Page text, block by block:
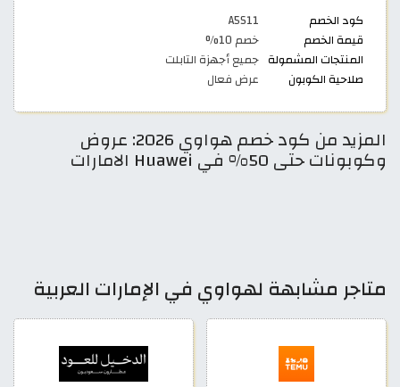
كود الخصم
A5S11
قيمة الخصم
خصم 10%
المنتجات المشمولة جميع أجهزة التابلت
صلاحية الكوبون
عرض فعال
المزيد من كود خصم هواوي 2026: عروض
وكوبونات حتى 50% في Huawei الامارات
متاجر مشابهة لهواوي في الإمارات العربية